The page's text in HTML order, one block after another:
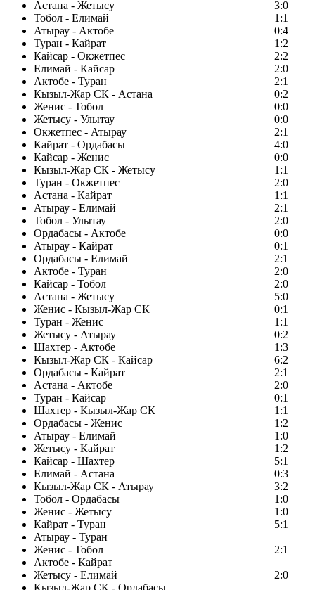
Астана - Жетысу
3:0
Тобол - Елимай
1:1
Атырау - Актобе
0:4
Туран - Кайрат
1:2
Кайсар - Окжетпес
2:2
Елимай - Кайсар
2:0
Актобе - Туран
2:1
Кызыл-Жар СК - Астана
0:2
Женис - Тобол
0:0
Жетысу - Улытау
0:0
Окжетпес - Атырау
2:1
Кайрат - Ордабасы
4:0
Кайсар - Женис
0:0
Кызыл-Жар СК - Жетысу
1:1
Туран - Окжетпес
2:0
Астана - Кайрат
1:1
Атырау - Елимай
2:1
Тобол - Улытау
2:0
Ордабасы - Актобе
0:0
Атырау - Кайрат
0:1
Ордабасы - Елимай
2:1
Актобе - Туран
2:0
Кайсар - Тобол
2:0
Астана - Жетысу
5:0
Женис - Кызыл-Жар СК
0:1
Туран - Женис
1:1
Жетысу - Атырау
0:2
Шахтер - Актобе
1:3
Кызыл-Жар СК - Кайсар
6:2
Ордабасы - Кайрат
2:1
Астана - Актобе
2:0
Туран - Кайсар
0:1
Шахтер - Кызыл-Жар СК
1:1
Ордабасы - Женис
1:2
Атырау - Елимай
1:0
Жетысу - Кайрат
1:2
Кайсар - Шахтер
5:1
Елимай - Астана
0:3
Кызыл-Жар СК - Атырау
3:2
Тобол - Ордабасы
1:0
Женис - Жетысу
1:0
Кайрат - Туран
5:1
Атырау - Туран
Женис - Тобол
2:1
Актобе - Кайрат
Жетысу - Елимай
2:0